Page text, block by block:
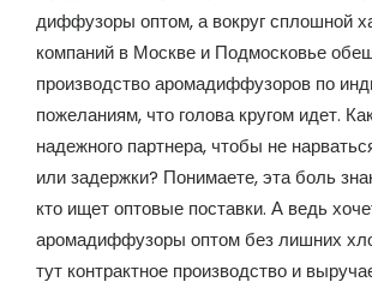
диффузоры оптом, а вокруг сплошной
компаний в Москве и Подмосковье
производство аромадиффузоров по
пожеланиям, что голова кругом идет.
надежного партнера, чтобы не
или задержки? Понимаете, эта боль
кто ищет оптовые поставки. А ведь
аромадиффузоры оптом без лишних
тут контрактное производство и